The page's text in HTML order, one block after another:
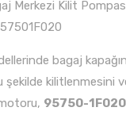
Merkezi Kilit
bagaj
kilitlenmesini ve
95750-1F020